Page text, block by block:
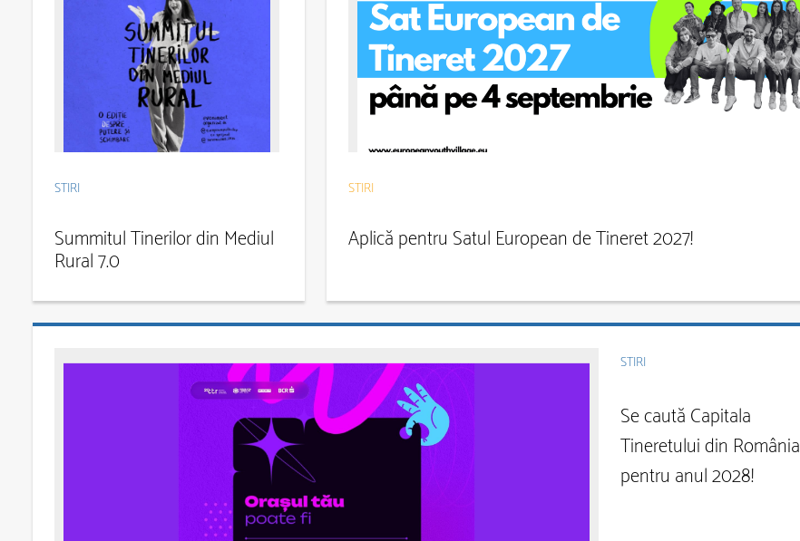
STIRI
Summitul Tinerilor din Mediul
Rural 7.0
STIRI
Aplică pentru Satul European de Tineret 2027!
STIRI
Se caută Capitala
Tineretului din România
pentru anul 2028!